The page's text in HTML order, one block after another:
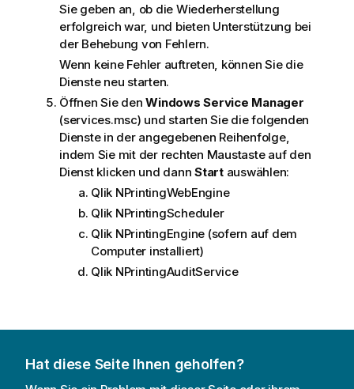
t
i
o
n
s
h
i
n
w
e
s
Sie geben an, ob die Wiederherstellung
erfolgreich war, und bieten Unterstützung bei
der Behebung von Fehlern.
Wenn keine Fehler auftreten, können Sie die
Dienste neu starten.
Öffnen Sie denWindows Service Manager
(services.msc) und starten Sie die folgenden
Dienste in der angegebenen Reihenfolge,
indem Sie mit der rechten Maustaste auf den
Dienst klicken und dann Startauswählen:
Qlik NPrintingWebEngine
Qlik NPrintingScheduler
Qlik NPrintingEngine (sofern auf dem
Computer installiert)
Qlik NPrintingAuditService
Hat diese Seite Ihnen geholfen?